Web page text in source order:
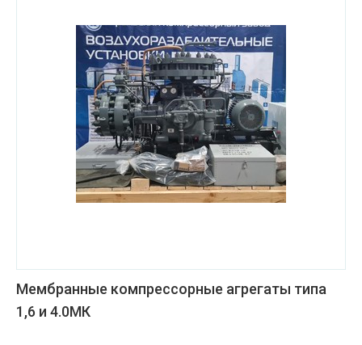
Мембранные компрессорные агрегаты типа
1,6 и 4.0МК